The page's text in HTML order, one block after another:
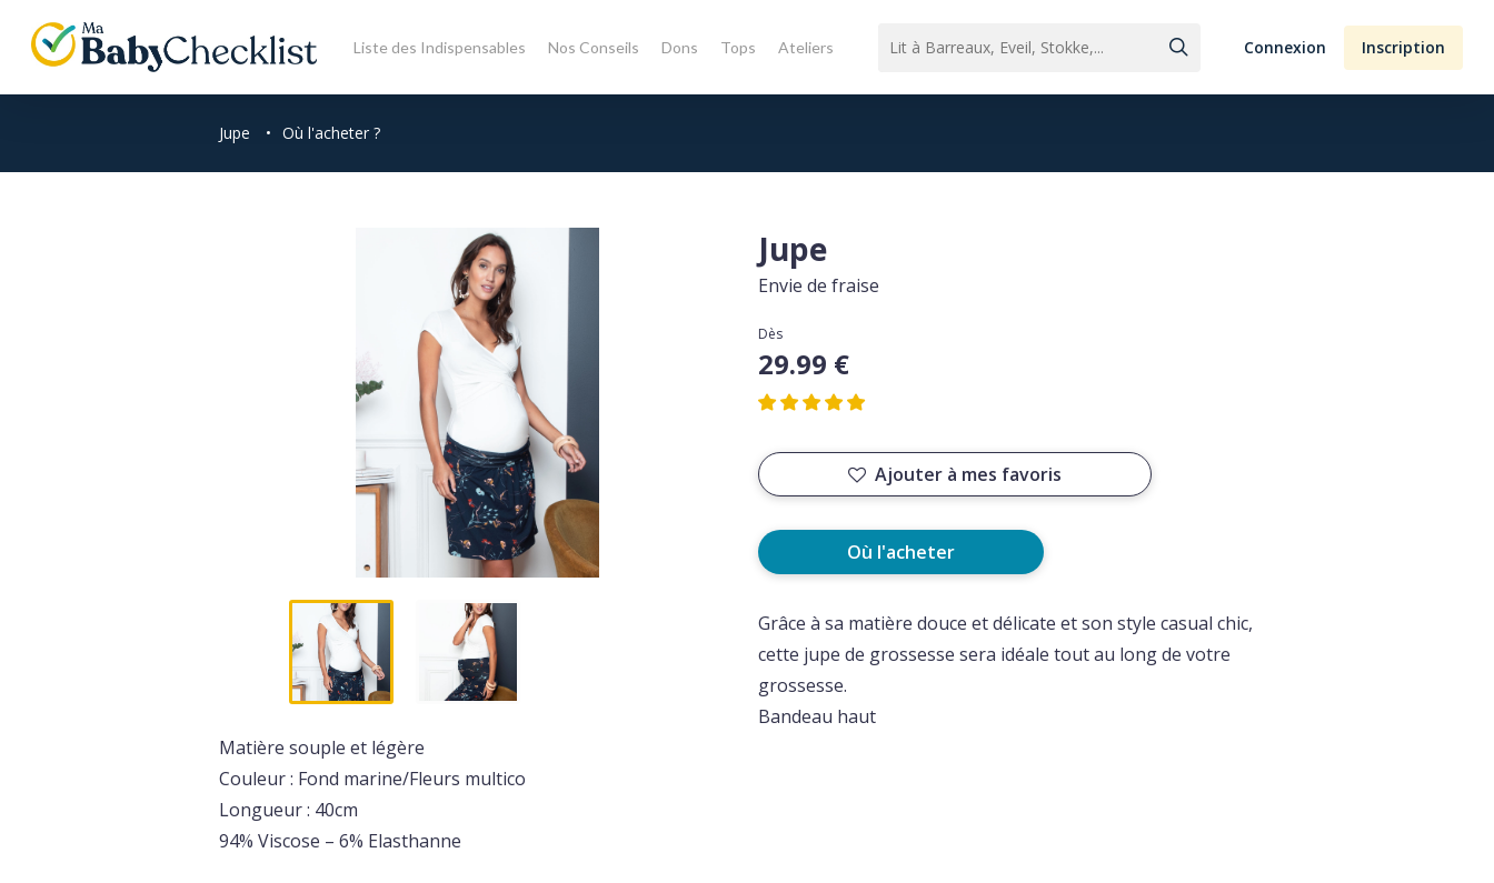
content
Liste des Indispensables Nos Conseils Dons Tops Ateliers Connexion Inscription
Jupe • Où l'acheter ?
Jupe
Envie de fraise
Dès
29.99 €
Ajouter à mes favoris
Où l'acheter
Grâce à sa matière douce et délicate et son style casual chic,
cette jupe de grossesse sera idéale tout au long de votre
grossesse.
Bandeau haut
Matière souple et légère
Couleur : Fond marine/Fleurs multico
Longueur : 40cm
94% Viscose – 6% Elasthanne